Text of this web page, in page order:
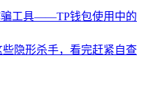
工具——TP钱包使用中的
隐形杀手，看完赶紧自查